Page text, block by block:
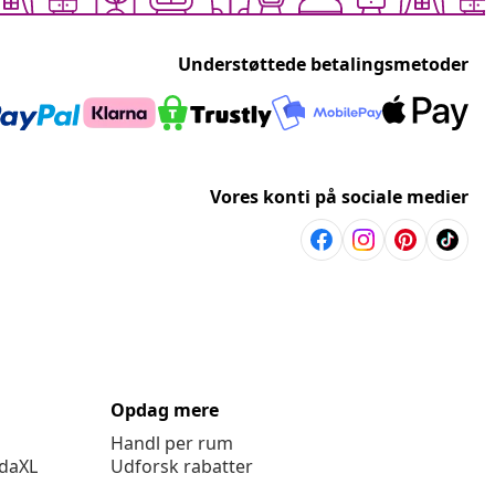
Understøttede betalingsmetoder
Vores konti på sociale medier
Opdag mere
Handl per rum
Udforsk rabatter